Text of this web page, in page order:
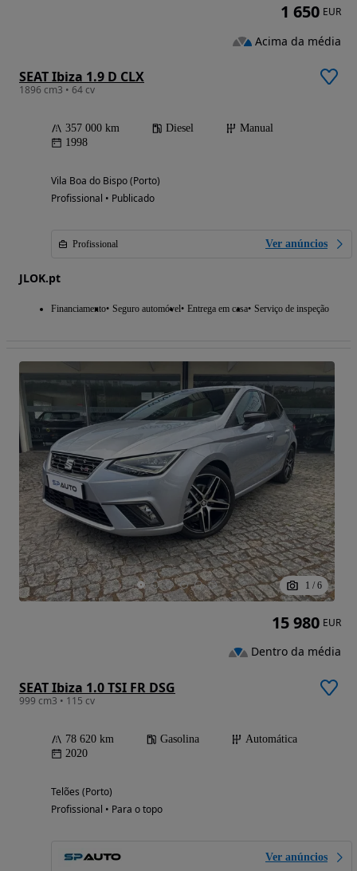
SEAT Ibiza 1.9 D CLX
1896 cm3 • 64 cv
357 000 km Diesel
Manual
1998
Vila Boa do Bispo (Porto)
Profissional • Publicado
Profissional Ver anúncios
JLOK.pt
Financiamento Seguro automóvel Entrega em casa Serviço de inspeção
1 650 EUR
Acima da média
1 / 6
SEAT Ibiza 1.0 TSI FR DSG
999 cm3 • 115 cv
78 620 km Gasolina
Automática
2020
Telões (Porto)
Profissional • Para o topo
Ver anúncios
15 980 EUR
Dentro da média